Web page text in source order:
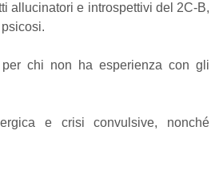
allucinatori e introspettivi del 2C-B,
chi non ha esperienza con gli
e crisi convulsive, nonché